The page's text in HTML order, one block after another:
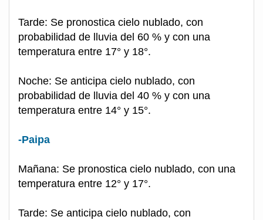
Tarde: Se pronostica cielo nublado, con
probabilidad de lluvia del 60 % y con una
temperatura entre 17° y 18°.
Noche: Se anticipa cielo nublado, con
probabilidad de lluvia del 40 % y con una
temperatura entre 14° y 15°.
-Paipa
Mañana: Se pronostica cielo nublado, con una
temperatura entre 12° y 17°.
Tarde: Se anticipa cielo nublado, con